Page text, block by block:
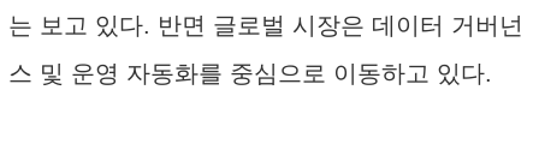
는 보고 있다. 반면 글로벌 시장은 데이터 거버넌
스 및 운영 자동화를 중심으로 이동하고 있다.